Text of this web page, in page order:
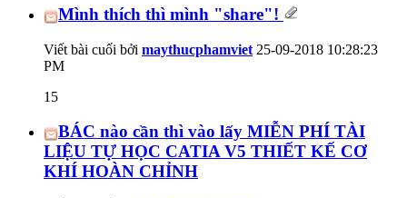
Mình thích thì mình "share"!
Viết bài cuối bởi maythucphamviet 25-09-2018 10:28:23
PM
15
BÁC nào cần thì vào lấy MIỄN PHÍ TÀI
LIỆU TỰ HỌC CATIA V5 THIẾT KẾ CƠ
KHÍ HOÀN CHỈNH